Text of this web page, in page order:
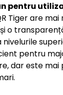
pentru
Tiger are
o
pentru
dar este